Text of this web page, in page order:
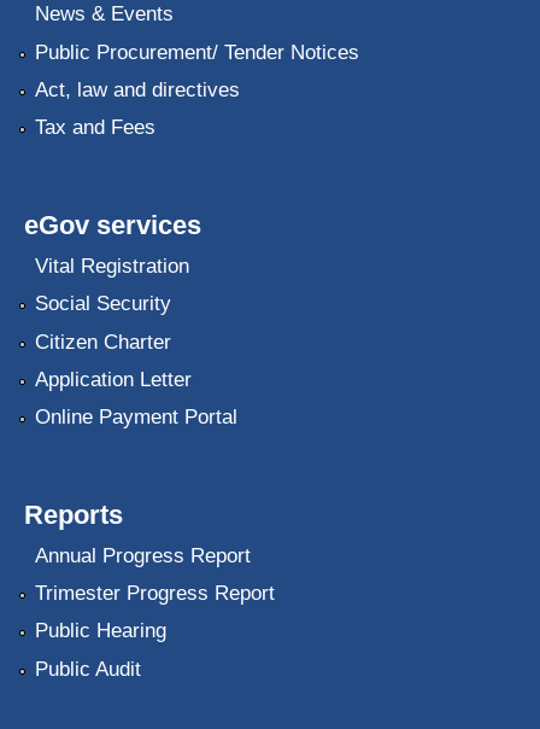
News & Events
Public Procurement/ Tender Notices
Act, law and directives
Tax and Fees
eGov services
Vital Registration
Social Security
Citizen Charter
Application Letter
Online Payment Portal
Reports
Annual Progress Report
Trimester Progress Report
Public Hearing
Public Audit